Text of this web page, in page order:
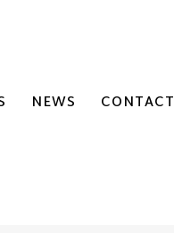
NEWS CONTACT